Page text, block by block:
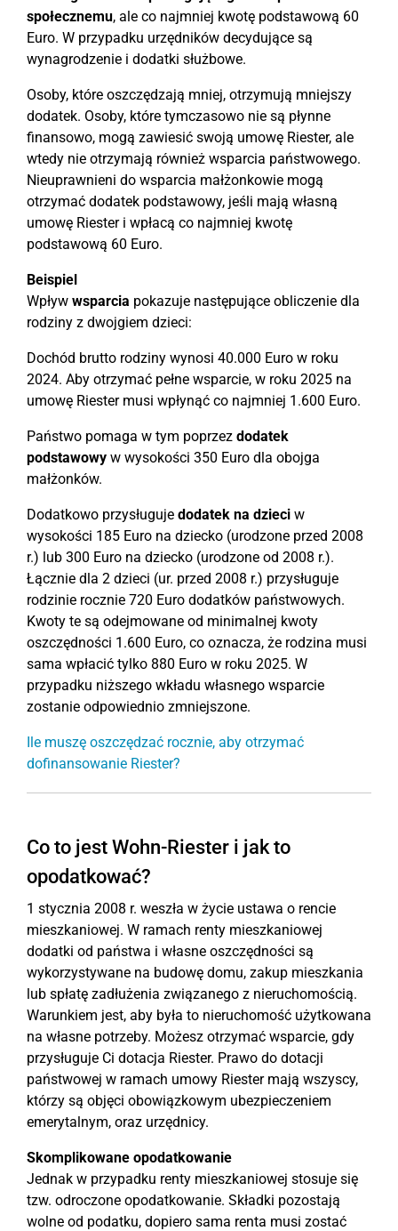
społecznemu, ale co najmniej kwotę podstawową 60
Euro. W przypadku urzędników decydujące są
wynagrodzenie i dodatki służbowe.
Osoby, które oszczędzają mniej, otrzymują mniejszy
dodatek. Osoby, które tymczasowo nie są płynne
finansowo, mogą zawiesić swoją umowę Riester, ale
wtedy nie otrzymają również wsparcia państwowego.
Nieuprawnieni do wsparcia małżonkowie mogą
otrzymać dodatek podstawowy, jeśli mają własną
umowę Riester i wpłacą co najmniej kwotę
podstawową 60 Euro.
Beispiel
Wpływ wsparcia pokazuje następujące obliczenie dla
rodziny z dwojgiem dzieci:
Dochód brutto rodziny wynosi 40.000 Euro w roku
2024. Aby otrzymać pełne wsparcie, w roku 2025 na
umowę Riester musi wpłynąć co najmniej 1.600 Euro.
Państwo pomaga w tym poprzez dodatek
podstawowy w wysokości 350 Euro dla obojga
małżonków.
Dodatkowo przysługuje dodatek na dzieci w
wysokości 185 Euro na dziecko (urodzone przed 2008
r.) lub 300 Euro na dziecko (urodzone od 2008 r.).
Łącznie dla 2 dzieci (ur. przed 2008 r.) przysługuje
rodzinie rocznie 720 Euro dodatków państwowych.
Kwoty te są odejmowane od minimalnej kwoty
oszczędności 1.600 Euro, co oznacza, że rodzina musi
sama wpłacić tylko 880 Euro w roku 2025. W
przypadku niższego wkładu własnego wsparcie
zostanie odpowiednio zmniejszone.
Ile muszę oszczędzać rocznie, aby otrzymać
dofinansowanie Riester?
Co to jest Wohn-Riester i jak to
opodatkować?
1 stycznia 2008 r. weszła w życie ustawa o rencie
mieszkaniowej. W ramach renty mieszkaniowej
dodatki od państwa i własne oszczędności są
wykorzystywane na budowę domu, zakup mieszkania
lub spłatę zadłużenia związanego z nieruchomością.
Warunkiem jest, aby była to nieruchomość użytkowana
na własne potrzeby. Możesz otrzymać wsparcie, gdy
przysługuje Ci dotacja Riester. Prawo do dotacji
państwowej w ramach umowy Riester mają wszyscy,
którzy są objęci obowiązkowym ubezpieczeniem
emerytalnym, oraz urzędnicy.
Skomplikowane opodatkowanie
Jednak w przypadku renty mieszkaniowej stosuje się
tzw. odroczone opodatkowanie. Składki pozostają
wolne od podatku, dopiero sama renta musi zostać